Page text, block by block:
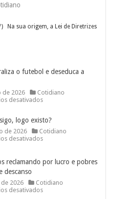
Na sua origem, a Lei de Diretrizes
o futebol e deseduca a
de 2026
Cotidiano
desativadosem
o
futebol
e
juventude
logo existo?
de 2026
Cotidiano
desativadosem
sigo,
logo
reclamando por lucro e pobres
descanso
2026
Cotidiano
desativadosem